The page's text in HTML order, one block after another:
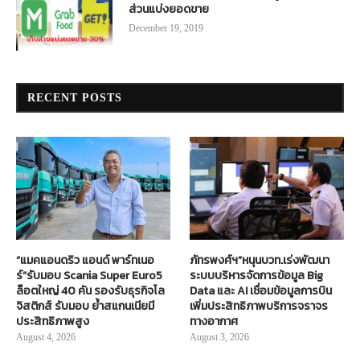
ส่วนแบ่งยอดขาย
December 19, 2019
RECENT POSTS
“แมคแอนดริว แอนด์ พาร์ทเนอ
ร์”รับมอบ Scania Super Euro5
ล็อตใหญ่ 40 คัน รองรับธุรกิจโล
จิสติกส์ รับมอบ ย้ำสแกนเนียมี
ประสิทธิภาพสูง
August 4, 2026
ภัทรพงศ์ฯ”หนุนบวท.เร่งพัฒนา
ระบบบริหารจัดการข้อมูล Big
Data และ AI เชื่อมข้อมูลการบิน
เพิ่มประสิทธิภาพบริการจราจร
ทางอากาศ
August 3, 2026